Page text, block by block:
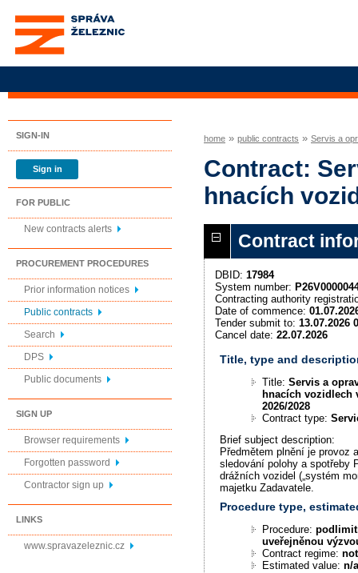
Správa železnic, státní
organizace
SIGN-IN
Sign in
FOR PUBLIC
New contracts alerts
PROCUREMENT PROCEDURES
Prior information notices
Public contracts
Search
DPS
Public documents
SIGN UP
Browser requirements
Forgotten password
Contractor sign up
LINKS
www.spravazeleznic.cz
home » public contracts » Servis a
Contract:
hnacích
Contract
DBID: 17984
System number:
Contracting authority
Date of commence:
Tender submit to: 13.07.2026
Cancel date: 22.07.2026
Title, type and
Title:Servis a
hnacích vozidlech
2026/2028
Contract type:
Brief subject description:
Předmětem plnění je provoz
sledování polohy a spotřeby
drážních vozidel („systém
majetku Zadavatele.
Procedure type,
Procedure:
uveřejněnou
Contract regime:
Estimated value:n/